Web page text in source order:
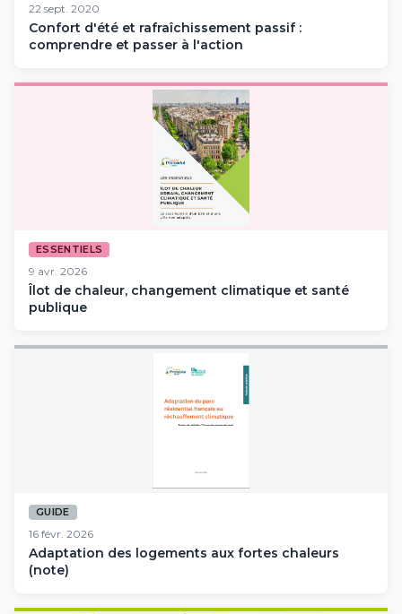
22 sept. 2020
Confort d'été et rafraîchissement passif :
comprendre et passer à l'action
ESSENTIELS
9 avr. 2026
Îlot de chaleur, changement climatique et santé
publique
GUIDE
16 févr. 2026
Adaptation des logements aux fortes chaleurs
(note)